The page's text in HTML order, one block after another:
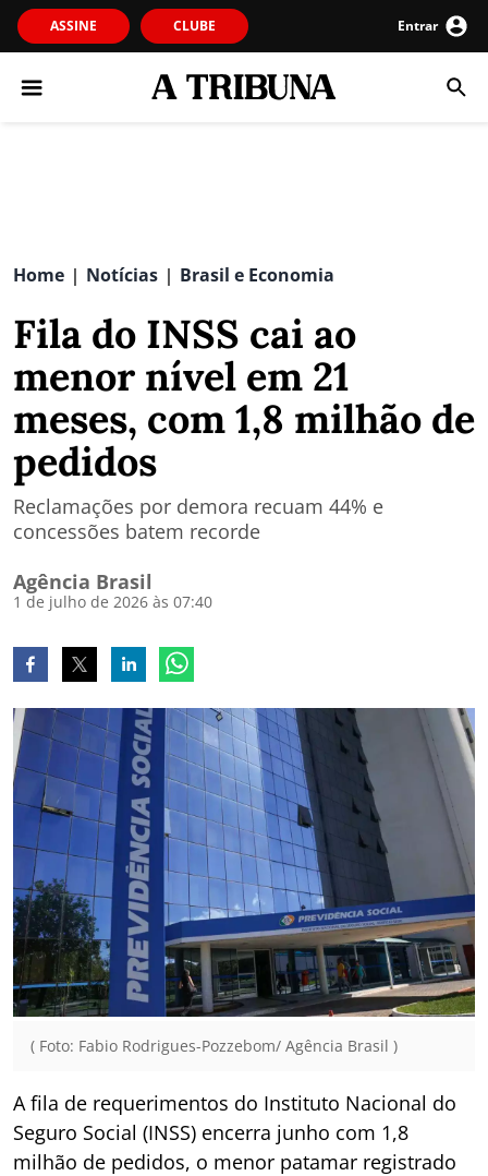
ASSINE CLUBE Entrar
Home | Notícias | Brasil e Economia
Fila do INSS cai ao
menor nível em 21
meses, com 1,8 milhão de
pedidos
Reclamações por demora recuam 44% e
concessões batem recorde
Agência Brasil
1 de julho de 2026 às 07:40
( Foto: Fabio Rodrigues-Pozzebom/ Agência Brasil )
A fila de requerimentos do Instituto Nacional do
Seguro Social (INSS) encerra junho com 1,8
milhão de pedidos, o menor patamar registrado